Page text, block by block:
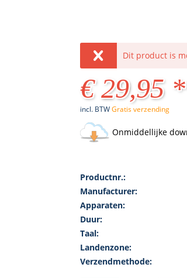
Dit product is
€ 29,95 *
incl. BTWGratis verzending
Onmiddellijke
Productnr.:
Manufacturer:
Apparaten:
Duur:
Taal:
Landenzone:
Verzendmethode: